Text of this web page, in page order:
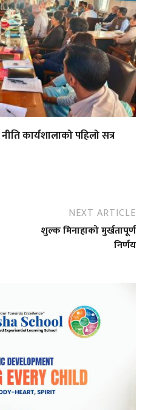
नीति कार्यशालाको पहिलो सत्र
NEXT ARTICLE
शुल्क मिनाहाको मुर्खतापूर्ण
निर्णय